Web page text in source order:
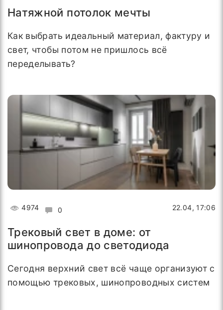
Натяжной потолок мечты
Как выбрать идеальный материал, фактуру и
свет, чтобы потом не пришлось всё
переделывать?
4974 0 22.04, 17:06
Трековый свет в доме: от
шинопровода до светодиода
Сегодня верхний свет всё чаще организуют с
помощью трековых, шинопроводных систем